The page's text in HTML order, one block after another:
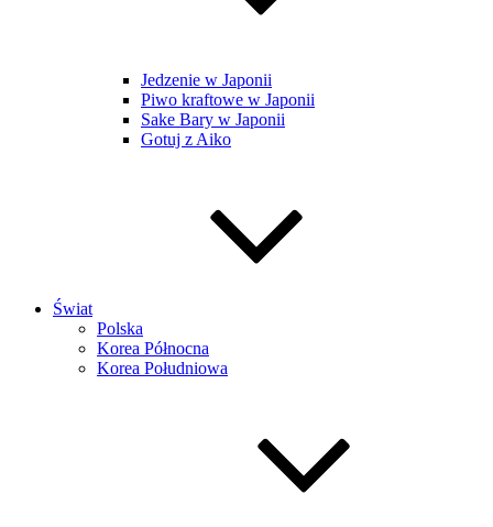
Jedzenie w Japonii
Piwo kraftowe w Japonii
Sake Bary w Japonii
Gotuj z Aiko
Świat
Polska
Korea Północna
Korea Południowa